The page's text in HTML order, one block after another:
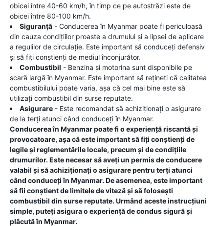
obicei între 40-60 km/h, în timp ce pe autostrăzi este de
obicei între 80-100 km/h.
Siguranță - Conducerea în Myanmar poate fi periculoasă
din cauza condițiilor proaste a drumului și a lipsei de aplicare
a regulilor de circulație. Este important să conduceți defensiv
și să fiți conștienți de mediul înconjurător.
Combustibil - Benzina și motorina sunt disponibile pe
scară largă în Myanmar. Este important să rețineți că calitatea
combustibilului poate varia, așa că cel mai bine este să
utilizați combustibil din surse reputate.
Asigurare - Este recomandat să achiziționați o asigurare
de la terți atunci când conduceți în Myanmar.
Conducerea în Myanmar poate fi o experiență riscantă și
provocatoare, așa că este important să fiți conștienți de
legile și reglementările locale, precum și de condițiile
drumurilor. Este necesar să aveți un permis de conducere
valabil și să achiziționați o asigurare pentru terți atunci
când conduceți în Myanmar. De asemenea, este important
să fii conștient de limitele de viteză și să folosești
combustibil din surse reputate. Urmând aceste instrucțiuni
simple, puteți asigura o experiență de condus sigură și
plăcută în Myanmar.